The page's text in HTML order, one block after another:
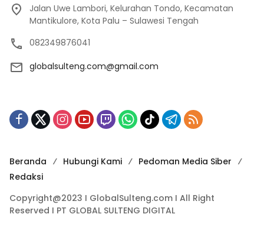
Jalan Uwe Lambori, Kelurahan Tondo, Kecamatan
Mantikulore, Kota Palu – Sulawesi Tengah
082349876041
globalsulteng.com@gmail.com
Beranda Hubungi Kami
Pedoman Media Siber
Redaksi
Copyright@2023 I GlobalSulteng.com I All Right
Reserved I PT GLOBAL SULTENG DIGITAL